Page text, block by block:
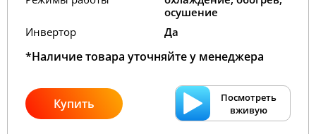
осушение
Инвертор
Да
*Наличие товара уточняйте у менеджера
Купить
Посмотреть
вживую